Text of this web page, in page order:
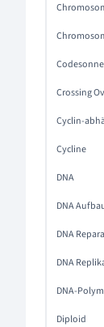
Codesonne
Crossing
Cyclin-
Cycline
DNA
DNA
DNA
DNA
DNA-
Diploid